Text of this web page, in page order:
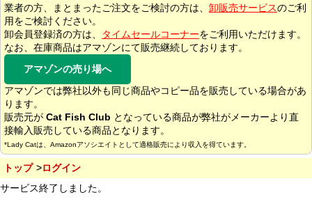
業者の方、まとまったご注文をご検討の方は、 卸販売サービスのご利
用をご検討ください。
卸会員登録済の方は、
タイムセールコーナーをご利用いただけます。
なお、在庫商品はアマゾンにて販売継続しております。
アマゾンの売り場へ
アマゾンでは弊社以外も同じ商品やコピー品を販売している場合があ
ります。
販売元が Cat Fish Club となっている商品が弊社がメーカーより直
接輸入販売している商品となります。
*Lady Catは、Amazonアソシエイトとして適格販売により収入を得ています。
トップ
ログイン
サービス終了しました。